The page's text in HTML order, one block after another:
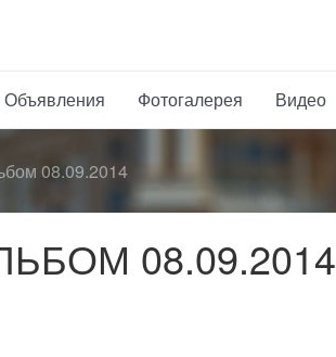
Объявления Фотогалерея Видео
08.09.2014
08.09.2014